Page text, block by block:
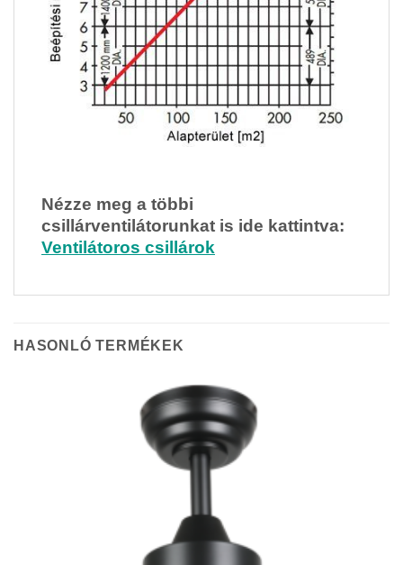
Nézze meg a többi
csillárventilátorunkat is ide kattintva:
Ventilátoros csillárok
HASONLÓ TERMÉKEK